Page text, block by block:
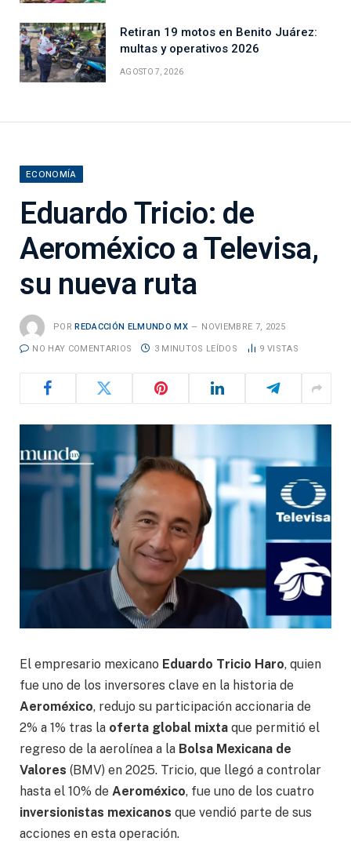
Retiran 19 motos en Benito Juárez:
multas y operativos 2026
AGOSTO 7, 2026
ECONOMÍA
Eduardo Tricio: de
Aeroméxico a Televisa,
su nueva ruta
POR REDACCIÓN ELMUNDO MX NOVIEMBRE 7, 2025
NO HAY COMENTARIOS 3 MINUTOS LEÍDOS 9 VISTAS
El empresario mexicano Eduardo Tricio Haro, quien
fue uno de los inversores clave en la historia de
Aeroméxico, redujo su participación accionaria de
2% a 1% tras la oferta global mixta que permitió el
regreso de la aerolínea a la Bolsa Mexicana de
Valores (BMV) en 2025. Tricio, que llegó a controlar
hasta el 10% de Aeroméxico, fue uno de los cuatro
inversionistas mexicanos que vendió parte de sus
acciones en esta operación.